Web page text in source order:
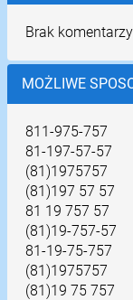
Brak komentarzy
MOŻLIWE
811-975-757
81-197-57-57
(81)1975757
(81)197 57 57
81 19 757 57
(81)19-757-57
81-19-75-757
(81)1975757
(81)19 75 757